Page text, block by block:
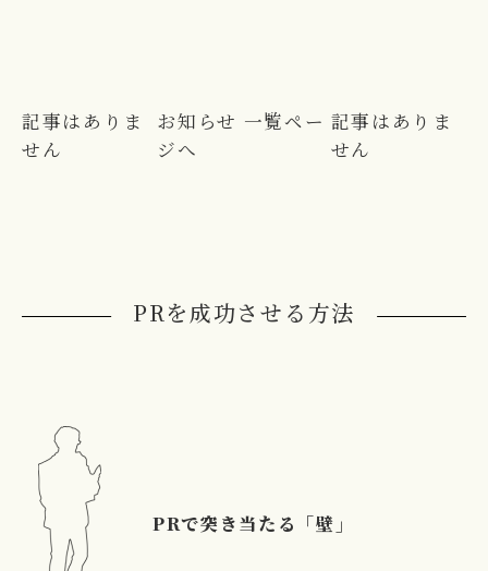
記事はありま
せん
お知らせ 一覧ペー
ジへ
記事はありま
せん
PRを成功させる方法
PRで突き当たる「壁」